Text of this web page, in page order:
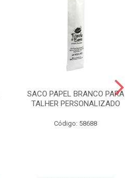
SACO PAPEL BRANCO PARA
TALHER PERSONALIZADO
Código: 58688